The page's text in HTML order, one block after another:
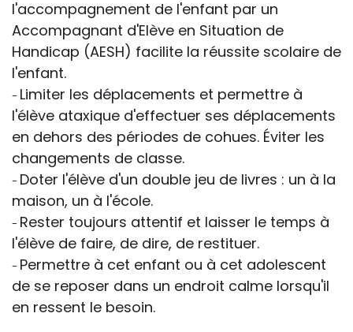
l'accompagnement de l'enfant par un
Accompagnant d'Elève en Situation de
Handicap (AESH) facilite la réussite scolaire de
l'enfant.
- Limiter les déplacements et permettre à
l'élève ataxique d'effectuer ses déplacements
en dehors des périodes de cohues. Éviter les
changements de classe.
- Doter l'élève d'un double jeu de livres : un à la
maison, un à l'école.
- Rester toujours attentif et laisser le temps à
l'élève de faire, de dire, de restituer.
- Permettre à cet enfant ou à cet adolescent
de se reposer dans un endroit calme lorsqu'il
en ressent le besoin.